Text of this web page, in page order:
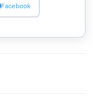
Facebook